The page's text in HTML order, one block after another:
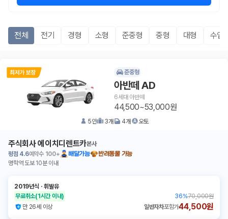
전체 전기 경형 소형 준중형 중형 대형 수입
준중형
아반떼 AD
6세대 아반떼
44,500~53,000원
5인 3개 4개 오토
주식회사 에이치디렌트카본사
평점 4.6예약수 100+ 배달가능
반려동물 가능
명학역 도보 10분 이내
2019년식 ㆍ휘발유
무료취소(1시간 이내) 36%70,000원
만 26세 이상
일반자차포함가44,500원